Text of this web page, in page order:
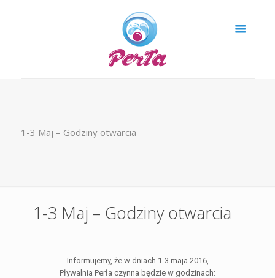
1-3 Maj – Godziny otwarcia
1-3 Maj – Godziny otwarcia
Informujemy, że w dniach 1-3 maja 2016,
Pływalnia Perła czynna będzie w godzinach: